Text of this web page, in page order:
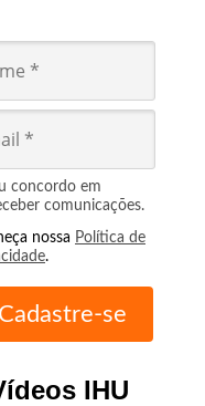
concordo em
comunicações.
nossa Política de
.
IHU